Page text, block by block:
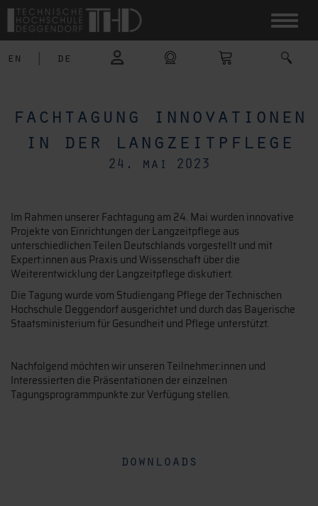
en de
fachtagung innovationen
in der langzeitpflege
24. mai 2023
Im Rahmen unserer Fachtagung am 24. Mai wurden innovative
Projekte von Einrichtungen der Langzeitpflege aus
unterschiedlichen Teilen Deutschlands vorgestellt und mit
Expert:innen aus Praxis und Wissenschaft über die
Weiterentwicklung der Langzeitpflege diskutiert.
Die Tagung wurde vom Studiengang Pflege der Technischen
Hochschule Deggendorf ausgerichtet und durch das Bayerische
Staatsministerium für Gesundheit und Pflege unterstützt.
Nachfolgend möchten wir unseren Teilnehmer:innen und
Interessierten die Präsentationen der einzelnen
Tagungsprogrammpunkte zur Verfügung stellen.
downloads